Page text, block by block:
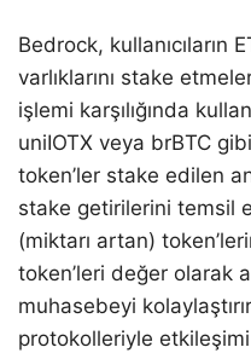
Bedrock, kullanıcıların
varlıklarını stake
işlemi karşılığında
uniIOTX veya brBTC
token’ler stake edilen
stake getirilerini temsil
(miktarı artan)
token’leri değer olarak
muhasebeyi
protokolleriyle